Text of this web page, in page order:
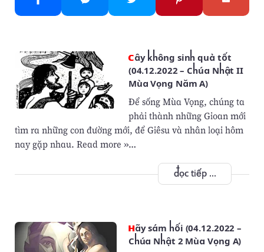
Cây không sinh quả tốt
(04.12.2022 – Chúa Nhật II
Mùa Vọng Năm A)
Để sống Mùa Vọng, chúng ta
phải thành những Gioan mới
tìm ra những con đường mới, để Giêsu và nhân loại hôm
nay gặp nhau. Read more »…
đọc tiếp ...
Hãy sám hối (04.12.2022 –
Chúa Nhật 2 Mùa Vọng A)